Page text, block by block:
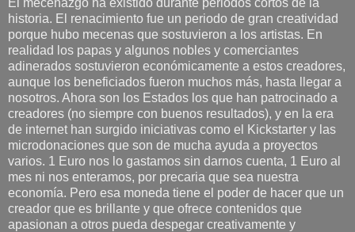
historia. El renacimiento fue un periodo de gran creatividad
porque hubo mecenas que sostuvieron a los artistas. En
realidad los papas y algunos nobles y comerciantes
adinerados sostuvieron económicamente a estos creadores,
aunque los beneficiados fueron muchos más, hasta llegar a
nosotros. Ahora son los Estados los que han patrocinado a
creadores (no siempre con buenos resultados), y en la era
de internet han surgido iniciativas como el Kickstarter y las
microdonaciones que son de mucha ayuda a proyectos
varios. 1 Euro nos lo gastamos sin darnos cuenta, 1 Euro al
mes ni nos enteramos, por precaria que sea nuestra
economía. Pero esa moneda tiene el poder de hacer que un
creador que es brillante y que ofrece contenidos que
apasionan a otros pueda despegar creativamente y